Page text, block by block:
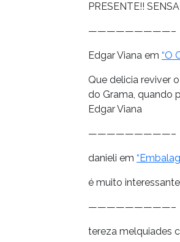
PRESENTE!!
—————————–
Edgar Viana em “O
Que delicia reviver
do Grama, quando
Edgar Viana
—————————–
danieli em
é muito interessante
—————————–
tereza melquiades